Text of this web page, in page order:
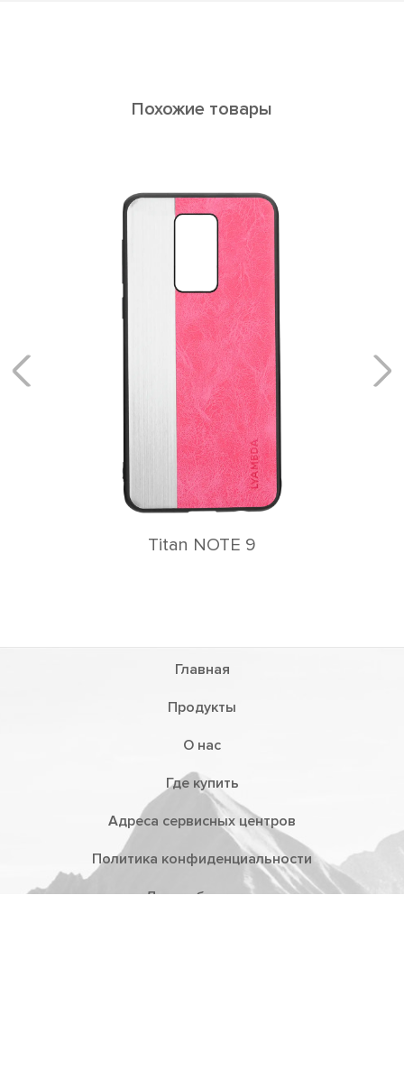
Похожие товары
Titan NOTE 9
Главная
Продукты
О нас
Где купить
Адреса сервисных центров
Политика конфиденциальности
Дистрибьюторы